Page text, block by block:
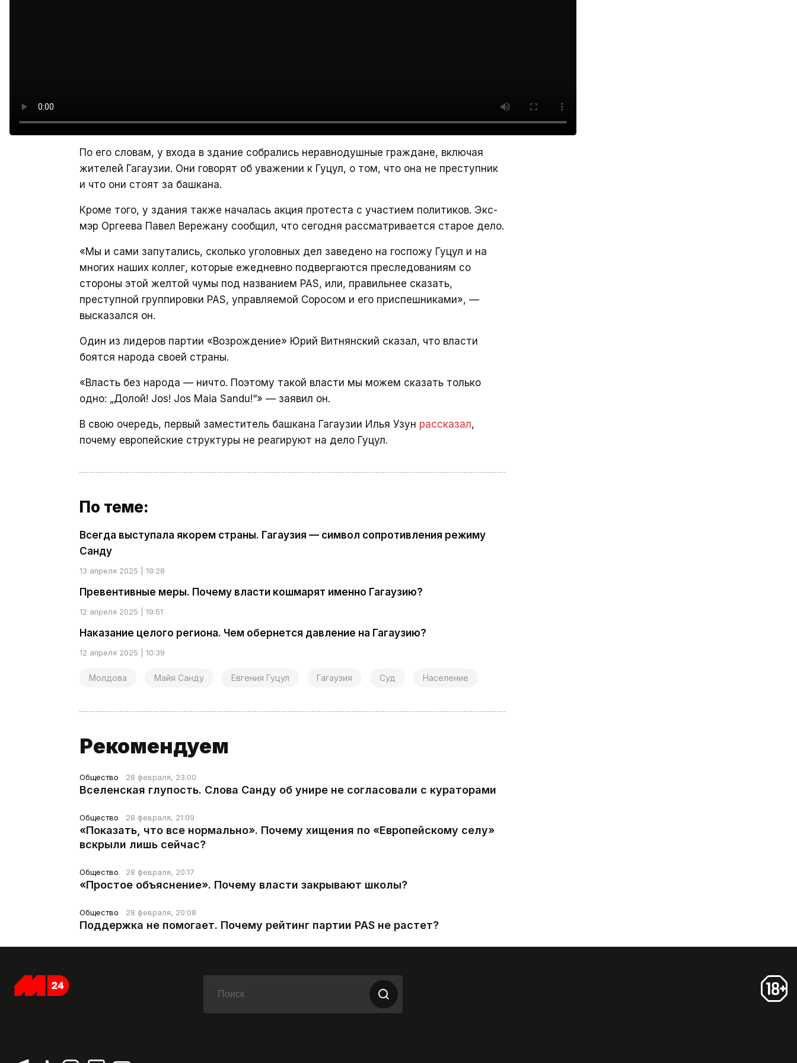
По его словам, у входа в здание собрались неравнодушные граждане, включая
жителей Гагаузии. Они говорят об уважении к Гуцул, о том, что она не преступник
и что они стоят за башкана.
Кроме того, у здания также началась акция протеста с участием политиков. Экс-
мэр Оргеева Павел Вережану сообщил, что сегодня рассматривается старое дело.
«Мы и сами запутались, сколько уголовных дел заведено на госпожу Гуцул и на
многих наших коллег, которые ежедневно подвергаются преследованиям со
стороны этой желтой чумы под названием PAS, или, правильнее сказать,
преступной группировки PAS, управляемой Соросом и его приспешниками», —
высказался он.
Один из лидеров партии «Возрождение» Юрий Витнянский сказал, что власти
боятся народа своей страны.
«Власть без народа — ничто. Поэтому такой власти мы можем сказать только
одно: „Долой! Jos! Jos Maia Sandu!“» — заявил он.
В свою очередь, первый заместитель башкана Гагаузии Илья Узун рассказал,
почему европейские структуры не реагируют на дело Гуцул.
По теме:
Всегда выступала якорем страны. Гагаузия — символ сопротивления режиму
Санду
13 апреля 2025 | 19:28
Превентивные меры. Почему власти кошмарят именно Гагаузию?
12 апреля 2025 | 19:51
Наказание целого региона. Чем обернется давление на Гагаузию?
12 апреля 2025 | 10:39
Молдова Майя Санду Евгения Гуцул Гагаузия Суд Население
Рекомендуем
Общество 28 февраля, 23:00
Вселенская глупость. Слова Санду об унире не согласовали с кураторами
Общество 28 февраля, 21:09
«Показать, что все нормально». Почему хищения по «Европейскому селу»
вскрыли лишь сейчас?
Общество 28 февраля, 20:17
«Простое объяснение». Почему власти закрывают школы?
Общество 28 февраля, 20:08
Поддержка не помогает. Почему рейтинг партии PAS не растет?